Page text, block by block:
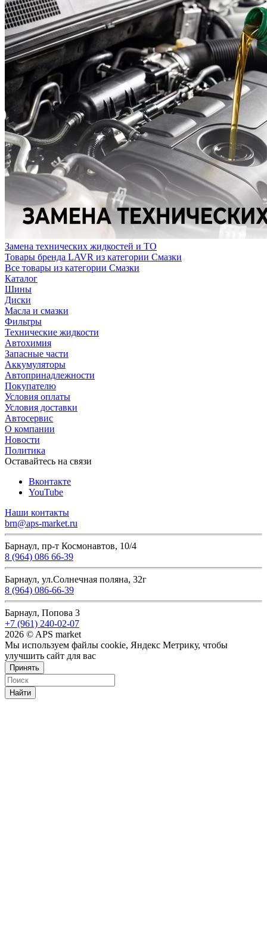
Замена технических жидкостей и ТО
Товары бренда LAVR из категории Смазки
Все товары из категории Смазки
Каталог
Шины
Диски
Масла и смазки
Фильтры
Технические жидкости
Автохимия
Запасные части
Аккумуляторы
Автопринадлежности
Покупателю
Условия оплаты
Условия доставки
Автосервис
О компании
Новости
Политика
Оставайтесь на связи
Вконтакте
YouTube
Наши контакты
brn@aps-market.ru
Барнаул, пр-т Космонавтов, 10/4
8 (964) 086 66-39
Барнаул, ул.Солнечная поляна, 32г
8 (964) 086-66-39
Барнаул, Попова 3
+7 (961) 240-02-07
2026 © APS market
Мы используем файлы cookie, Яндекс Метрику, чтобы
улучшить сайт для вас
Принять
Найти